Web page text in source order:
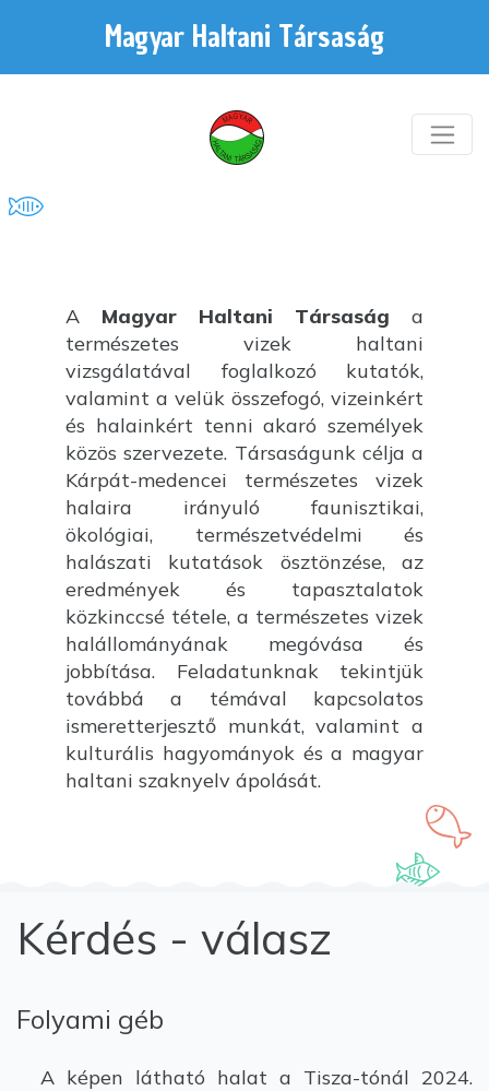
Magyar Haltani Társaság
A Magyar Haltani Társaság a
természetes vizek haltani
vizsgálatával foglalkozó kutatók,
valamint a velük összefogó, vizeinkért
és halainkért tenni akaró személyek
közös szervezete. Társaságunk célja a
Kárpát-medencei természetes vizek
halaira irányuló faunisztikai,
ökológiai, természetvédelmi és
halászati kutatások ösztönzése, az
eredmények és tapasztalatok
közkinccsé tétele, a természetes vizek
halállományának megóvása és
jobbítása. Feladatunknak tekintjük
továbbá a témával kapcsolatos
ismeretterjesztő munkát, valamint a
kulturális hagyományok és a magyar
haltani szaknyelv ápolását.
Kérdés - válasz
Folyami géb
A képen látható halat a Tisza-tónál 2024.